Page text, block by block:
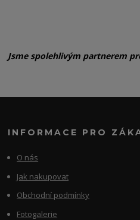
Jsme spolehlivým partnerem
INFORMACE PRO
O nás
Jak nakupovat
Obchodní podmínky
Fotogalerie